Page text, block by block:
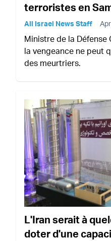
terroristes en
All Israel News Staff
Ministre de la Défense
la vengeance ne peut
des meurtriers.
L'Iran serait à
doter d'une